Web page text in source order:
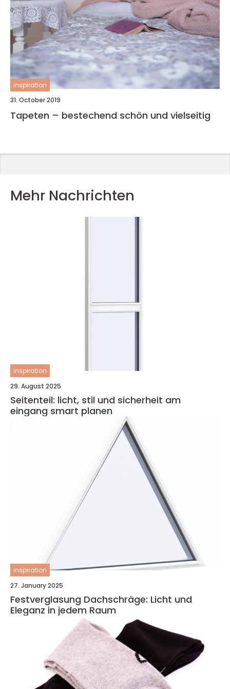
inspiration
31. October 2019
Tapeten – bestechend schön und vielseitig
Mehr Nachrichten
inspiration
29. August 2025
Seitenteil: licht, stil und sicherheit am
eingang smart planen
inspiration
27. January 2025
Festverglasung Dachschräge: Licht und
Eleganz in jedem Raum